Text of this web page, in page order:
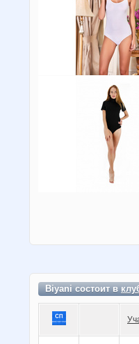
Biyani состоит в